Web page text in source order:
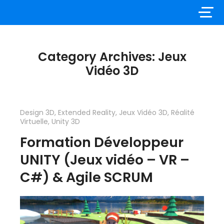
Category Archives: Jeux
Vidéo 3D
Design 3D, Extended Reality, Jeux Vidéo 3D, Réalité
Virtuelle, Unity 3D
Formation Développeur
UNITY (Jeux vidéo – VR –
C#) & Agile SCRUM